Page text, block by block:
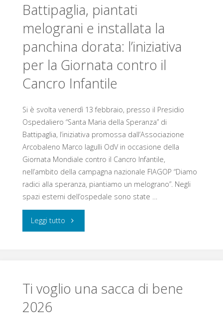
sacca
di
bene”:
97
donazioni
nel
mese
dedicato
alla
lotta
contro
Battipaglia, piantati
melograni e installata la
panchina dorata: l’iniziativa
per la Giornata contro il
Cancro Infantile
Si è svolta venerdì 13 febbraio, presso il Presidio
Ospedaliero “Santa Maria della Speranza” di
Battipaglia, l’iniziativa promossa dall’Associazione
Arcobaleno Marco Iagulli OdV in occasione della
Giornata Mondiale contro il Cancro Infantile,
nell’ambito della campagna nazionale FIAGOP “Diamo
radici alla speranza, piantiamo un melograno”. Negli
spazi esterni dell’ospedale sono state …
Leggi tutto "Battipaglia,
e
Ti voglio una sacca di bene
2026